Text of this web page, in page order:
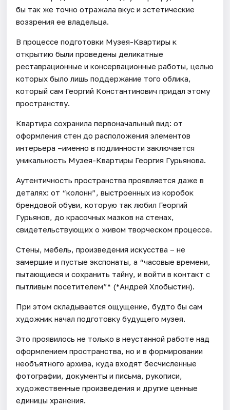
бы так же точно отражала вкус и эстетические
воззрения ее владельца.
В процессе подготовки Музея-Квартиры к
открытию были проведены деликатные
реставрационные и консервационные работы, целью
которых было лишь поддержание того облика,
который сам Георгий Константинович придал этому
пространству.
Квартира сохранила первоначальный вид: от
оформления стен до расположения элементов
интерьера –именно в подлинности заключается
уникальность Музея-Квартиры Георгия Гурьянова.
Аутентичность пространства проявляется даже в
деталях: от “колонн”, выстроенных из коробок
брендовой обуви, которую так любил Георгий
Гурьянов, до красочных мазков на стенах,
свидетельствующих о живом творческом процессе.
Стены, мебель, произведения искусства – не
замершие и пустые экспонаты, а “часовые времени,
пытающиеся и сохранить тайну, и войти в контакт с
пытливым посетителем”* (*Андрей Хлобыстин).
При этом складывается ощущение, будто бы сам
художник начал подготовку будущего музея.
Это проявилось не только в неустанной работе над
оформлением пространства, но и в формировании
необъятного архива, куда входят бесчисленные
фотографии, документы и письма, рукописи,
художественные произведения и другие ценные
единицы хранения.